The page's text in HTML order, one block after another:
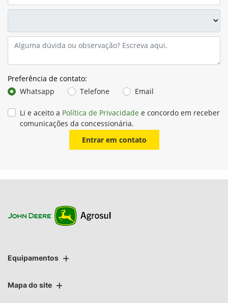
Preferência de contato:
Whatsapp
Telefone Email
Li e aceito a Política de Privacidade e concordo em receber
comunicações da concessionária.
Entrar em contato
Equipamentos
Mapa do site